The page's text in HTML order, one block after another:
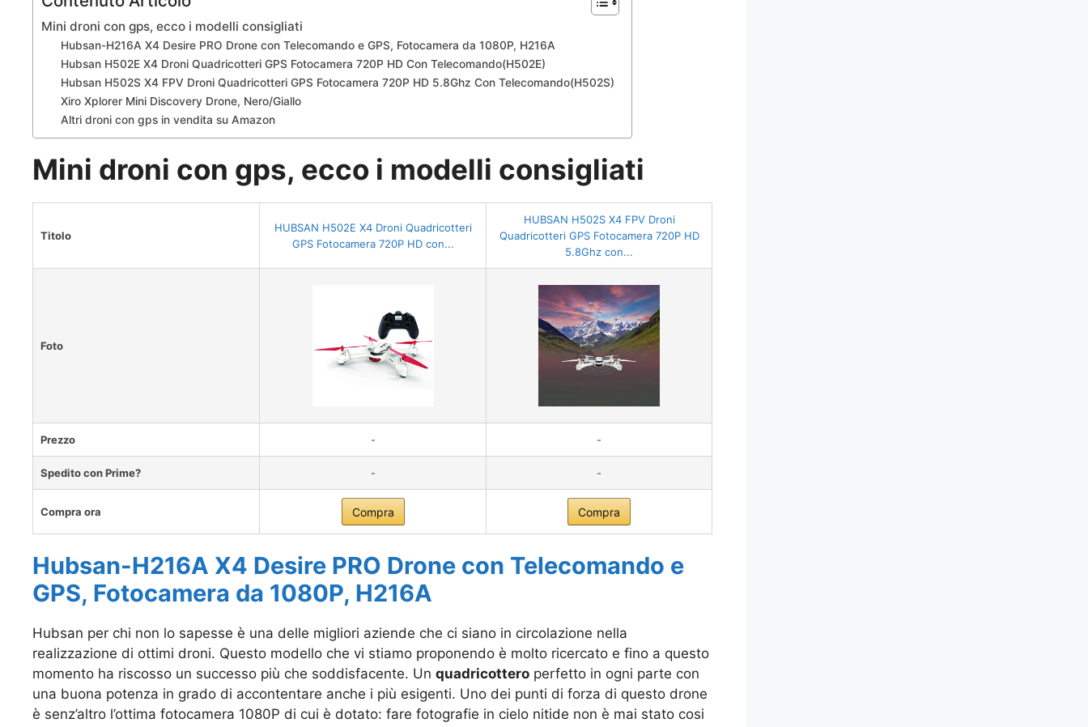
Mini droni con gps, ecco i modelli consigliati
Hubsan-H216A X4 Desire PRO Drone con Telecomando e GPS, Fotocamera da 1080P, H216A
Hubsan H502E X4 Droni Quadricotteri GPS Fotocamera 720P HD Con Telecomando(H502E)
Hubsan H502S X4 FPV Droni Quadricotteri GPS Fotocamera 720P HD 5.8Ghz Con Telecomando(H502S)
Xiro Xplorer Mini Discovery Drone, Nero/Giallo
Altri droni con gps in vendita su Amazon
Mini droni con gps, ecco i modelli consigliati
Titolo
HUBSAN H502E X4 Droni Quadricotteri
GPS Fotocamera 720P HD con...
HUBSAN H502S X4 FPV Droni
Quadricotteri GPS Fotocamera 720P HD
5.8Ghz con...
Foto
Prezzo - -
Spedito con Prime? - -
Compra ora Compra Compra
Hubsan-H216A X4 Desire PRO Drone con Telecomando e
GPS, Fotocamera da 1080P, H216A
Hubsan per chi non lo sapesse è una delle migliori aziende che ci siano in circolazione nella
realizzazione di ottimi droni. Questo modello che vi stiamo proponendo è molto ricercato e fino a questo
momento ha riscosso un successo più che soddisfacente. Un quadricottero perfetto in ogni parte con
una buona potenza in grado di accontentare anche i più esigenti. Uno dei punti di forza di questo drone
è senz’altro l’ottima fotocamera 1080P di cui è dotato: fare fotografie in cielo nitide non è mai stato cosi